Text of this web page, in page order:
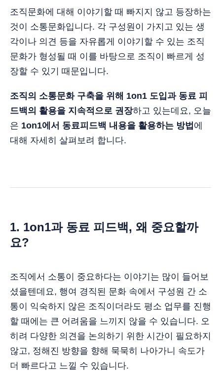
조직문화에 대해 이야기할 때 빠지지 않고 등장하는
것이 소통문화입니다. 각 구성원이 가지고 있는 생
각이나 의견 등을 자유롭게 이야기할 수 있는 조직
문화가 형성될 때 이를 바탕으로 조직이 빠르게 성
장할 수 있기 때문입니다.
조직의 소통문화 구축을 위해 1on1 도입과 동료 피
드백의 활용을 지속적으로 권장하고 있는데요, 오늘
은 1on1에서 동료피드백 내용을 활용하는 방법 에
대해 자세히 살펴보려 합니다.
1. 1on1과 동료 피드백, 왜 중요할까
요?
조직에서 소통이 중요하다는 이야기는 많이 들어보
셨을텐데요, 행여 경직된 문화 속에서 구성원 간 소
통이 익숙하지 않은 조직이더라도 평소 업무를 진행
할 때에는 큰 어려움을 느끼지 않을 수 있습니다. 오
히려 다양한 의견을 논의하기 위한 시간이 필요하지
않고, 정해진 방향을 향해 묵묵히 나아가니 속도가
더 빠르다고 느낄 수 있습니다.